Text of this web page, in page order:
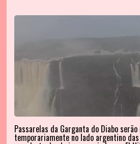
Passarelas da Garganta do Diabo
temporariamente no lado argentino